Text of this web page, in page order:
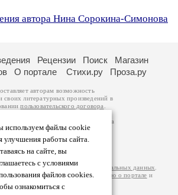
автора Нина Сорокина-Симонова
используем файлы cookie
улучшения работы сайта.
на сайте, вы
с условиями
файлов cookies.
ознакомиться с
Рецензии Поиск
Магазин
О портале Стихи.ру Проза.ру
авторам возможность
своих литературных произведений в
пользовательского договора
произведения принадлежат авторам
. Перепечатка произведений возможна
к которому вы можете
странице. Ответственность за
несут самостоятельно на
изаконодательства
Политики обработки персональных данных
более подробнуюинформацию о портале и